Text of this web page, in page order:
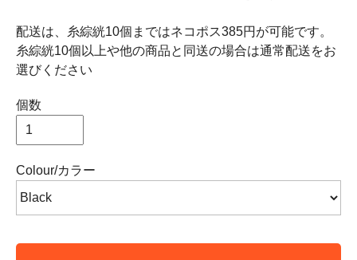
配送は、糸綜絖10個まではネコポス385円が可能です。
糸綜絖10個以上や他の商品と同送の場合は通常配送をお
選びください
個数
Colour/カラー